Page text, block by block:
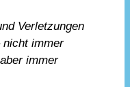
Verletzungen
nicht immer
immer